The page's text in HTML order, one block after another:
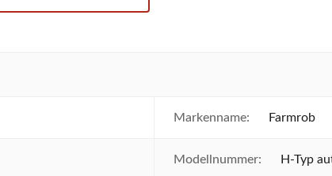
Markenname: Farmrob
Modellnummer: H-Typ